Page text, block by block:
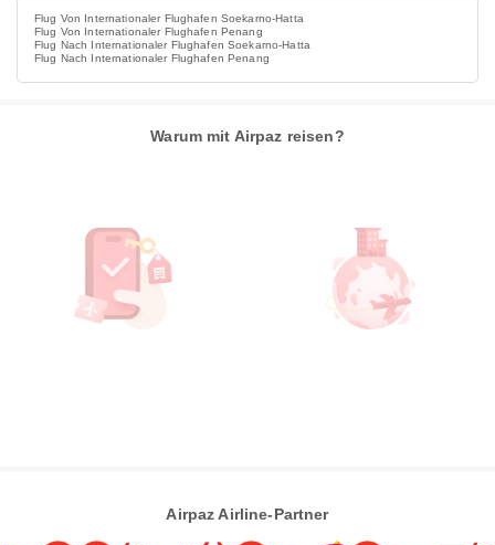
Flug Von Internationaler Flughafen Soekarno-Hatta
Flug Von Internationaler Flughafen Penang
Flug Nach Internationaler Flughafen Soekarno-Hatta
Flug Nach Internationaler Flughafen Penang
Warum mit Airpaz reisen?
Airpaz Airline-Partner